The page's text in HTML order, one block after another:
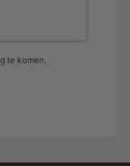
te komen.